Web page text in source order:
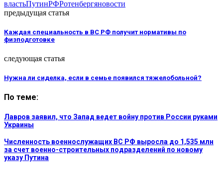
властьПутинРФРотенбергяновости
предыдущая статья
Каждая специальность в ВС РФ получит нормативы по
физподготовке
следующая статья
Нужна ли сиделка, если в семье появился тяжелобольной?
По теме:
Лавров заявил, что Запад ведет войну против России руками
Украины
Численность военнослужащих ВС РФ выросла до 1,535 млн
за счет военно-строительных подразделений по новому
указу Путина